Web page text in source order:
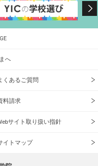
へ
くあるご質問
料請求
サイト取り扱い指針
イトマップ